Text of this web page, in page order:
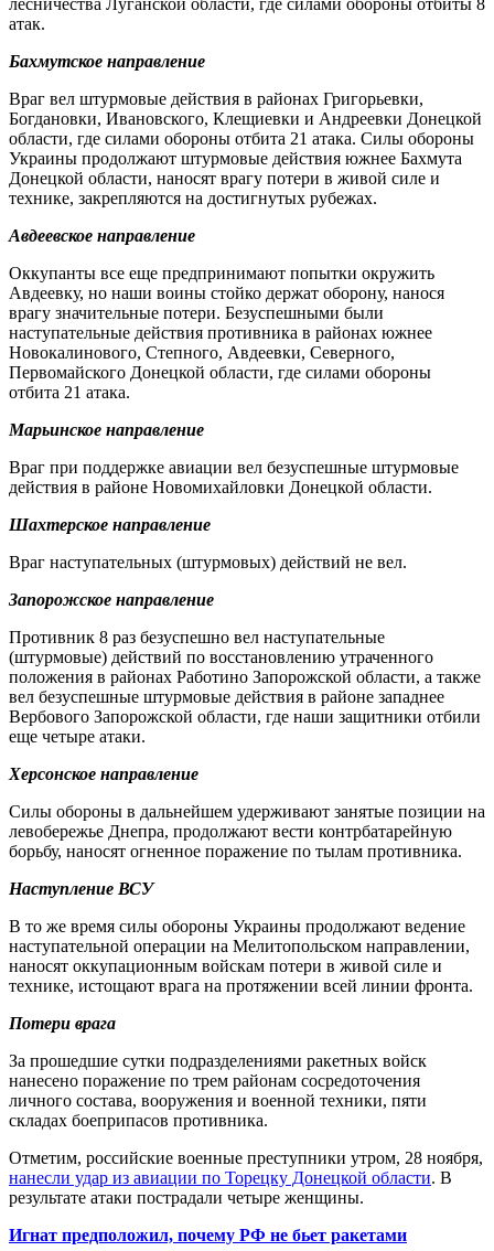
атак.
Бахмутское направление
Враг вел штурмовые действия в районах Григорьевки,
Богдановки, Ивановского, Клещиевки и Андреевки Донецкой
области, где силами обороны отбита 21 атака. Силы обороны
Украины продолжают штурмовые действия южнее Бахмута
Донецкой области, наносят врагу потери в живой силе и
технике, закрепляются на достигнутых рубежах.
Авдеевское направление
Оккупанты все еще предпринимают попытки окружить
Авдеевку, но наши воины стойко держат оборону, нанося
врагу значительные потери. Безуспешными были
наступательные действия противника в районах южнее
Новокалинового, Степного, Авдеевки, Северного,
Первомайского Донецкой области, где силами обороны
отбита 21 атака.
Марьинское направление
Враг при поддержке авиации вел безуспешные штурмовые
действия в районе Новомихайловки Донецкой области.
Шахтерское направление
Враг наступательных (штурмовых) действий не вел.
Запорожское направление
Противник 8 раз безуспешно вел наступательные
(штурмовые) действий по восстановлению утраченного
положения в районах Работино Запорожской области, а также
вел безуспешные штурмовые действия в районе западнее
Вербового Запорожской области, где наши защитники отбили
еще четыре атаки.
Херсонское направление
Силы обороны в дальнейшем удерживают занятые позиции на
левобережье Днепра, продолжают вести контрбатарейную
борьбу, наносят огненное поражение по тылам противника.
Наступление ВСУ
В то же время силы обороны Украины продолжают ведение
наступательной операции на Мелитопольском направлении,
наносят оккупационным войскам потери в живой силе и
технике, истощают врага на протяжении всей линии фронта.
Потери врага
За прошедшие сутки подразделениями ракетных войск
нанесено поражение по трем районам сосредоточения
личного состава, вооружения и военной техники, пяти
складах боеприпасов противника.
Отметим, российские военные преступники утром, 28 ноября,
нанесли удар из авиации по Торецку Донецкой области. В
результате атаки пострадали четыре женщины.
Игнат предположил, почему РФ не бьет ракетами